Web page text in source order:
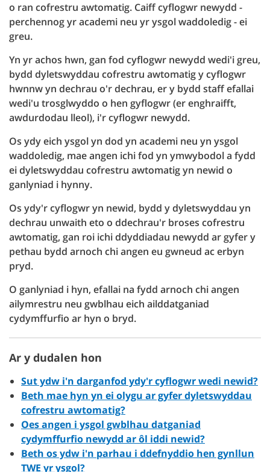
o ran cofrestru awtomatig. Caiff cyflogwr newydd -
perchennog yr academi neu yr ysgol waddoledig - ei
greu.
Yn yr achos hwn, gan fod cyflogwr newydd wedi'i greu,
bydd dyletswyddau cofrestru awtomatig y cyflogwr
hwnnw yn dechrau o'r dechrau, er y bydd staff efallai
wedi'u trosglwyddo o hen gyflogwr (er enghraifft,
awdurdodau lleol), i'r cyflogwr newydd.
Os ydy eich ysgol yn dod yn academi neu yn ysgol
waddoledig, mae angen ichi fod yn ymwybodol a fydd
ei dyletswyddau cofrestru awtomatig yn newid o
ganlyniad i hynny.
Os ydy'r cyflogwr yn newid, bydd y dyletswyddau yn
dechrau unwaith eto o ddechrau'r broses cofrestru
awtomatig, gan roi ichi ddyddiadau newydd ar gyfer y
pethau bydd arnoch chi angen eu gwneud ac erbyn
pryd.
O ganlyniad i hyn, efallai na fydd arnoch chi angen
ailymrestru neu gwblhau eich ailddatganiad
cydymffurfio ar hyn o bryd.
Ar y dudalen hon
Sut ydw i'n darganfod ydy'r cyflogwr wedi newid?
Beth mae hyn yn ei olygu ar gyfer dyletswyddau
cofrestru awtomatig?
Oes angen i ysgol gwblhau datganiad
cydymffurfio newydd ar ôl iddi newid?
Beth os ydw i'n parhau i ddefnyddio hen gynllun
TWE yr ysgol?